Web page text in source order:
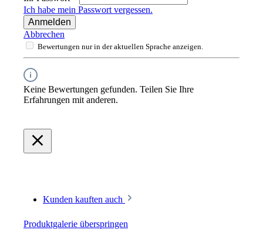
Ich habe mein Passwort vergessen.
Anmelden
Abbrechen
Bewertungen nur in der aktuellen Sprache anzeigen.
Keine Bewertungen gefunden. Teilen Sie Ihre
Erfahrungen mit anderen.
Kunden kauften auch
Produktgalerie überspringen